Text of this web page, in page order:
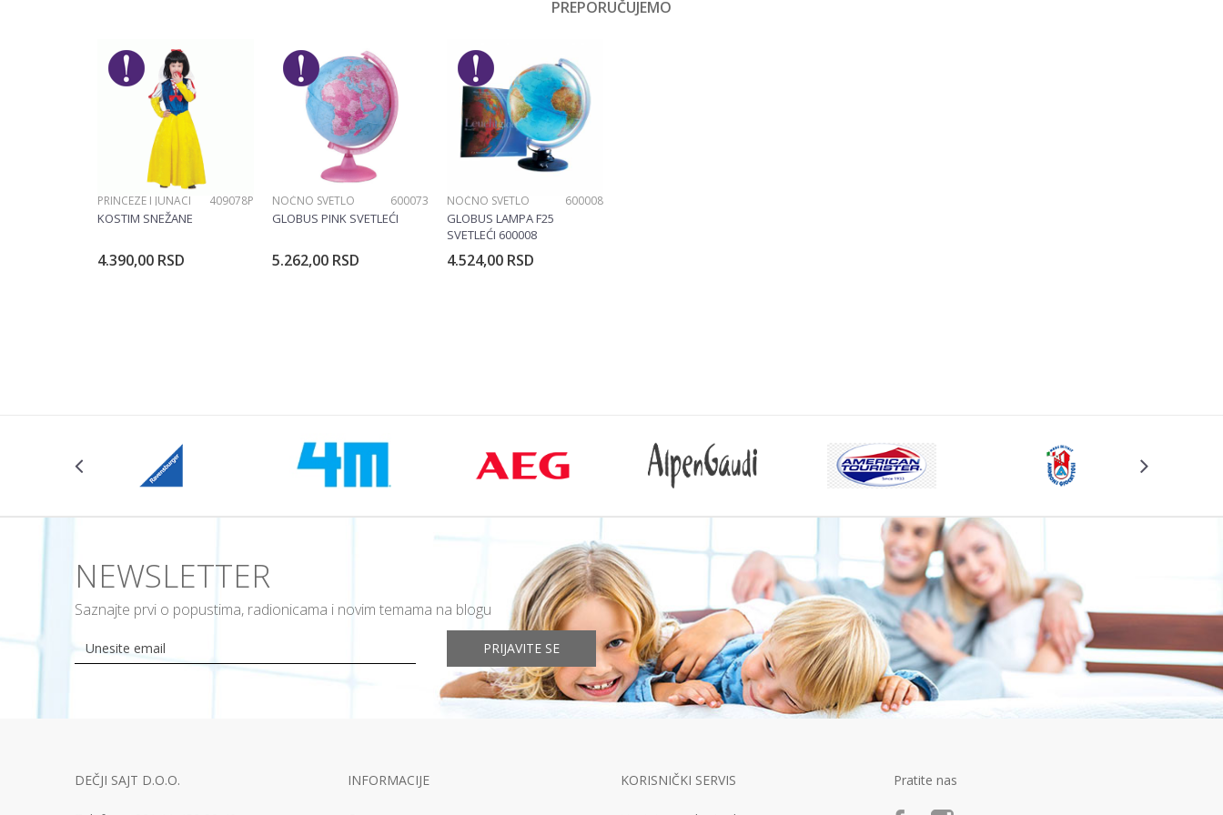
Brend
Poruka
POŠALJI
PREPORUČUJEMO
PRINCEZE I JUNACI 409078P
KOSTIM SNEŽANE
4.390,00 RSD
NOĆNO SVETLO 600073
GLOBUS PINK SVETLEĆI
5.262,00 RSD
NOĆNO SVETLO 600008
GLOBUS LAMPA F25
SVETLEĆI 600008
4.524,00 RSD
NEWSLETTER
Saznajte prvi o popustima, radionicama i novim temama na blogu
PRIJAVITE SE
DEČJI SAJT D.O.O. INFORMACIJE KORISNIČKI SERVIS Pratite nas